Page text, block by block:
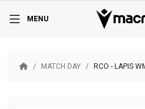
MENU
MATCH DAY RCO - LAPIS